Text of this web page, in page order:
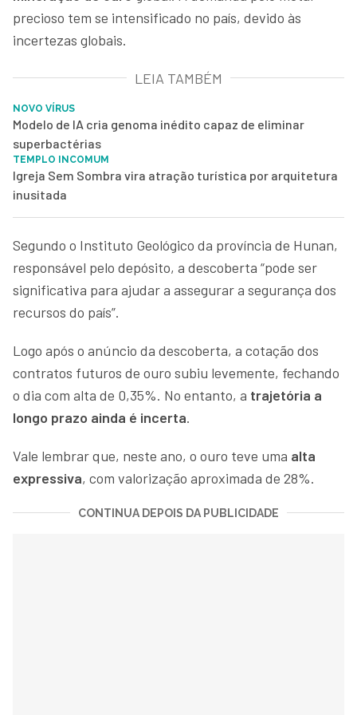
precioso tem se intensificado no país, devido às
incertezas globais.
LEIA TAMBÉM
NOVO VÍRUS
Modelo de IA cria genoma inédito capaz de eliminar
superbactérias
TEMPLO INCOMUM
Igreja Sem Sombra vira atração turística por arquitetura
inusitada
Segundo o Instituto Geológico da província de Hunan,
responsável pelo depósito, a descoberta “pode ser
significativa para ajudar a assegurar a segurança dos
recursos do país”.
Logo após o anúncio da descoberta, a cotação dos
contratos futuros de ouro subiu levemente, fechando
o dia com alta de 0,35%. No entanto, a trajetória a
longo prazo ainda é incerta.
Vale lembrar que, neste ano, o ouro teve uma alta
expressiva, com valorização aproximada de 28%.
CONTINUA DEPOIS DA PUBLICIDADE